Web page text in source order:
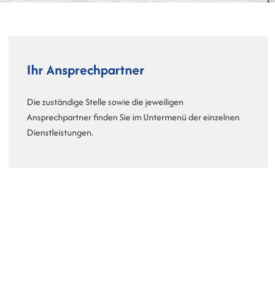
Ihr Ansprechpartner
Die zuständige Stelle sowie die jeweiligen
Ansprechpartner finden Sie im Untermenü der einzelnen
Dienstleistungen.